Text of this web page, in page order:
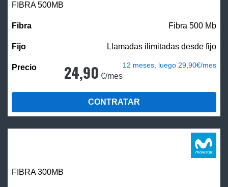
FIBRA500MB
Fibra 500 Mb
Llamadas ilimitadas desde fijo
24,90 €/mes
12 meses, luego 29,90€/mes
CONTRATAR
FIBRA 300MB